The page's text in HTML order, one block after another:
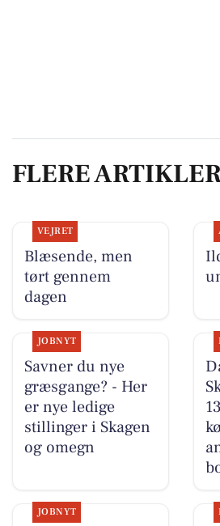
FLERE
VEJRET
Blæsende, men
tørt gennem
dagen
JOBNYT
Savner du nye
græsgange? - Her
er nye ledige
stillinger i Skagen
og omegn
JOBNYT